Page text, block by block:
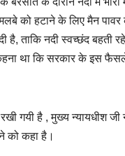
मलबे को हटाने के लिए मैन
है, ताकि नदी स्वच्छंद बहती
था कि सरकार के इस
गयी है , मुख्य न्यायधीश
को कहा है।